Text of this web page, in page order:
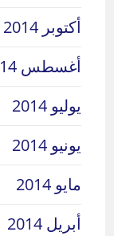
أكتوبر 2014
أغسطس 2014
يوليو 2014
يونيو 2014
مايو 2014
أبريل 2014